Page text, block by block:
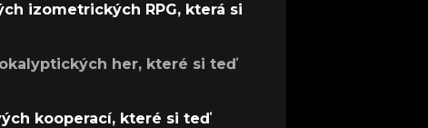
izometrických RPG, která si
her, které si teď
kooperací, které si teď